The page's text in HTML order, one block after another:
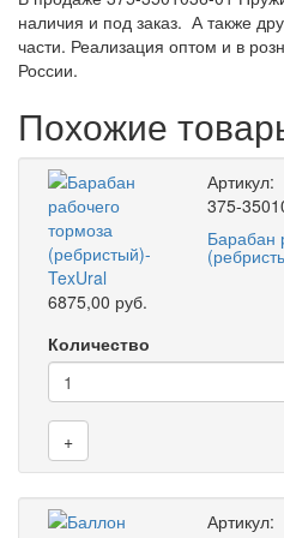
наличия и под заказ. А также
части. Реализация оптом и в
России.
Похожие
Артикул:
375-
Барабан
6875,00 руб.
Количество
+
Артикул: